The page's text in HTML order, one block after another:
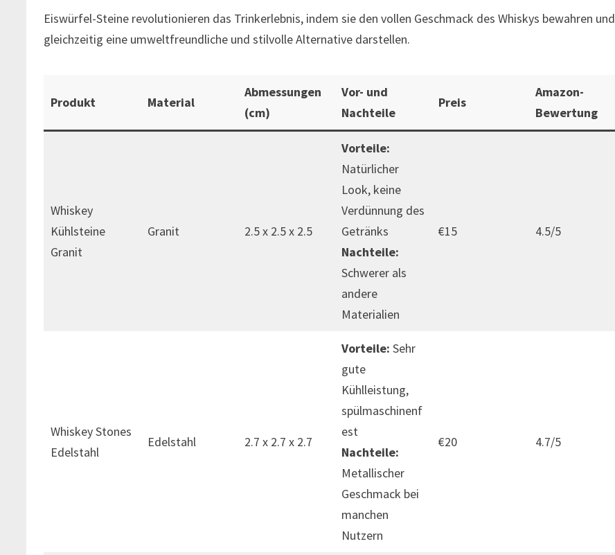
Eiswürfel-Steine revolutionieren das Trinkerlebnis, indem sie den vollen Geschmack des Whiskys bewahren und
gleichzeitig eine umweltfreundliche und stilvolle Alternative darstellen.
Produkt Material
Abmessungen
(cm)
Vor- und
Nachteile
Preis
Amazon-
Bewertung
Whiskey
Kühlsteine
Granit
Granit 2.5 x 2.5 x 2.5
Vorteile:
Natürlicher
Look, keine
Verdünnung des
Getränks
Nachteile:
Schwerer als
andere
Materialien
€15 4.5/5
Whiskey Stones
Edelstahl
Edelstahl 2.7 x 2.7 x 2.7
Vorteile: Sehr
gute
Kühlleistung,
spülmaschinenf
est
Nachteile:
Metallischer
Geschmack bei
manchen
Nutzern
€20 4.7/5